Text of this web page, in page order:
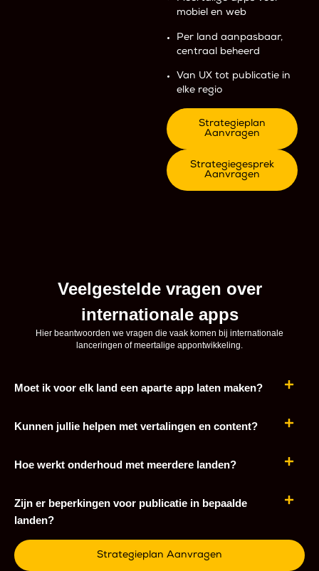
mobiel en web
Per land aanpasbaar,
centraal beheerd
Van UX tot publicatie in
elke regio
Strategieplan
Aanvragen
Strategiegesprek
Aanvragen
Veelgestelde vragen over
internationale apps
Hier beantwoorden we vragen die vaak komen bij internationale
lanceringen of meertalige appontwikkeling.
Moet ik voor elk land een aparte app laten maken?
Kunnen jullie helpen met vertalingen en content?
Hoe werkt onderhoud met meerdere landen?
Zijn er beperkingen voor publicatie in bepaalde
landen?
Strategieplan Aanvragen